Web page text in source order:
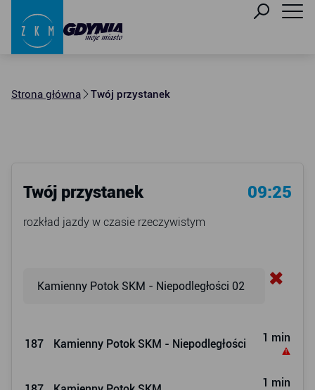
Strona główna Twój przystanek
Twój przystanek 09:25
rozkład jazdy w czasie rzeczywistym
187 Kamienny Potok SKM - Niepodległości 1 min
1 min